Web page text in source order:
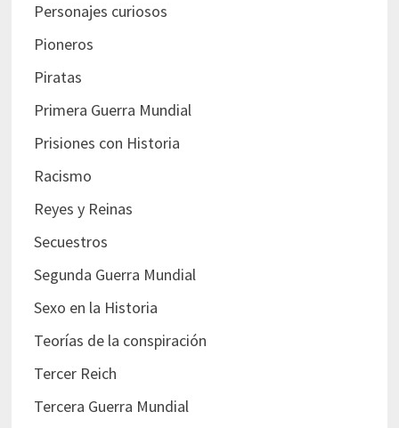
Personajes curiosos
Pioneros
Piratas
Primera Guerra Mundial
Prisiones con Historia
Racismo
Reyes y Reinas
Secuestros
Segunda Guerra Mundial
Sexo en la Historia
Teorías de la conspiración
Tercer Reich
Tercera Guerra Mundial